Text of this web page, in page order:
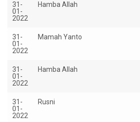
31-
01-
2022
Hamba Allah
31-
01-
2022
Mamah Yanto
31-
01-
2022
Hamba Allah
31-
01-
2022
Rusni